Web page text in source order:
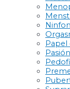
Papel
Pasión